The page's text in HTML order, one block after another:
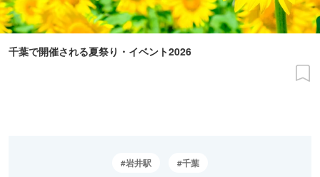
千葉で開催される夏祭り・イベント2026
岩井駅 千葉